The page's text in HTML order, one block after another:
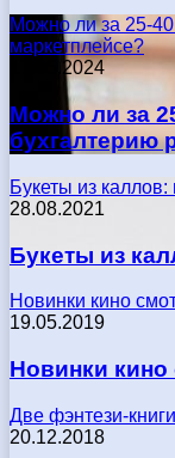
Можно ли за 25-
маркетплейсе?
17.05.2024
Можно ли за
бухгалтерию
Букеты из
28.08.2021
Букеты из
Новинки кино
19.05.2019
Новинки кино
Две фэнтези-
20.12.2018